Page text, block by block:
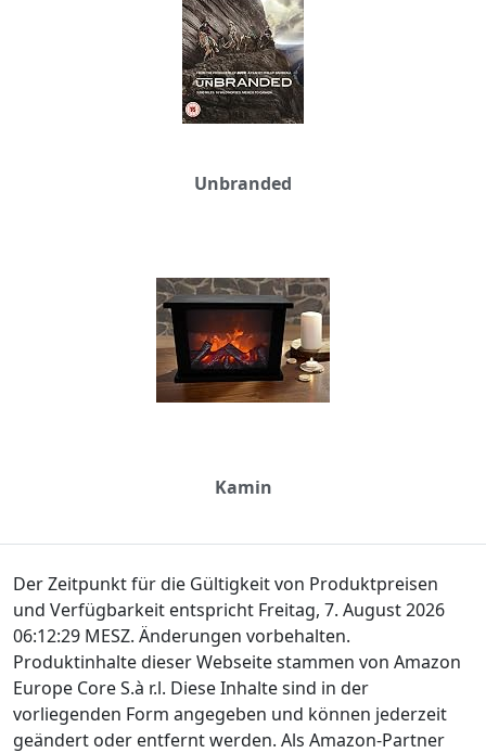
Unbranded
Kamin
Der Zeitpunkt für die Gültigkeit von Produktpreisen
und Verfügbarkeit entspricht Freitag, 7. August 2026
06:12:29 MESZ. Änderungen vorbehalten.
Produktinhalte dieser Webseite stammen von Amazon
Europe Core S.à r.l. Diese Inhalte sind in der
vorliegenden Form angegeben und können jederzeit
geändert oder entfernt werden. Als Amazon-Partner